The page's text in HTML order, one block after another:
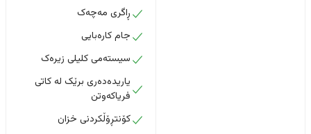
ڕاگری مەچەک
جام کارەبایی
سیستەمی کلیلی زیرەک
یاریدەدەری برێک لە کاتی
فریاکەوتن
کۆنتڕۆڵکردنی خزان